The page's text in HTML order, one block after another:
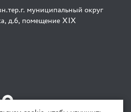
муниципальный округ
д.6, помещение XIX